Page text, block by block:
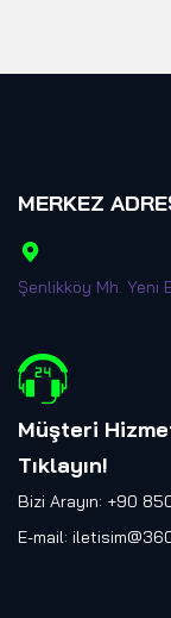
MERKEZ
Şenlikköy Mh. Yeni
Müşteri
Tıklayın!
Bizi Arayın: +90
E-mail: